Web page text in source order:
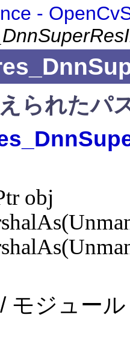
-
られたパ
obj
モジュー